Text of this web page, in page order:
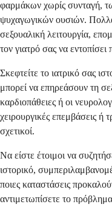
φαρμάκων χωρίς συνταγή,
ψυχαγωγικών ουσιών.
σεξουαλική λειτουργία,
τον γιατρό σας να εντοπίσει
Σκεφτείτε το ιατρικό σας
μπορεί να επηρεάσουν τη
καρδιοπάθειες ή οι
χειρουργικές επεμβάσεις ή
σχετικοί.
Να είστε έτοιμοι να
ιστορικό,
ποιες καταστάσεις
αντιμετωπίσετε το